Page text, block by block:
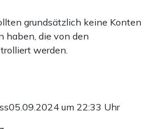
grundsätzlich keine Konten
haben, die von den
werden.
05.09.2024 um 22:33 Uhr